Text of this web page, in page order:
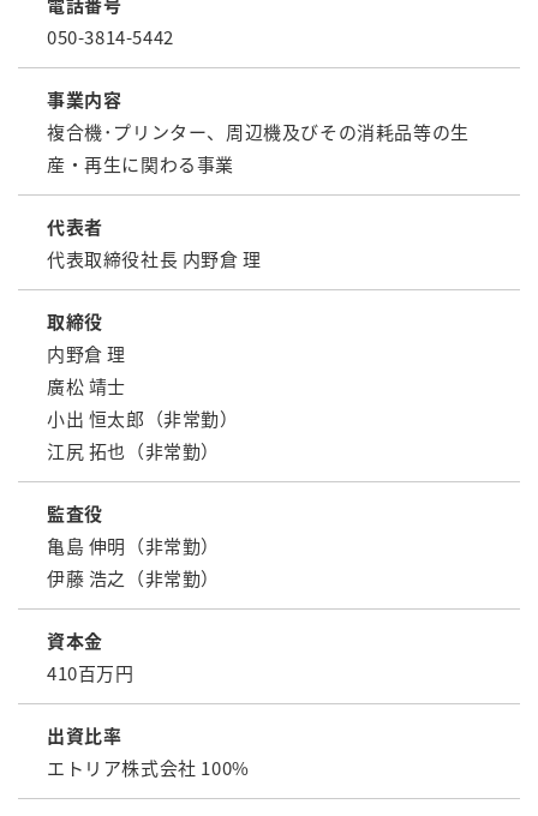
050-3814-5442
事業内容
複合機･プリンター、周辺機及びその消耗品等の生
産・再生に関わる事業
代表者
代表取締役社長 内野倉 理
取締役
内野倉 理
廣松 靖士
小出 恒太郎（非常勤）
江尻 拓也（非常勤）
監査役
亀島 伸明（非常勤）
伊藤 浩之（非常勤）
資本金
410百万円
出資比率
エトリア株式会社 100%